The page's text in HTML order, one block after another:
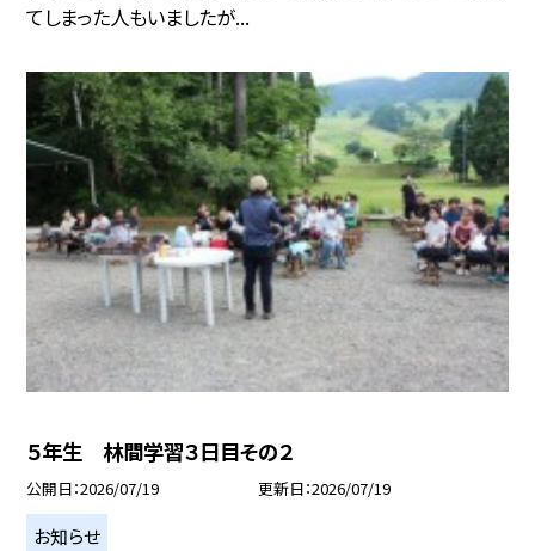
てしまった人もいましたが...
５年生 林間学習３日目その２
公開日 2026/07/19 更新日 2026/07/19
お知らせ